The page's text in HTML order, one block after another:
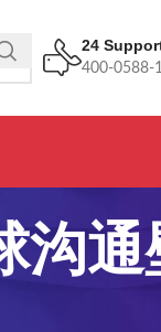
24
400-0588-
沟通